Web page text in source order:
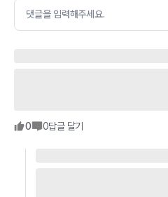
댓글을 입력해주세요.
0 0답글 달기